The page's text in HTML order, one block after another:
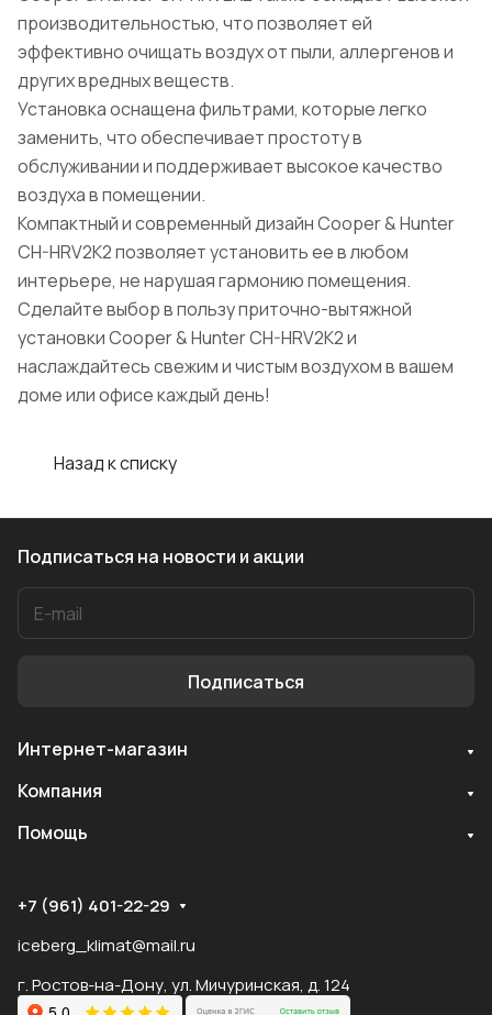
производительностью, что позволяет ей
эффективно очищать воздух от пыли, аллергенов и
других вредных веществ.
Установка оснащена фильтрами, которые легко
заменить, что обеспечивает простоту в
обслуживании и поддерживает высокое качество
воздуха в помещении.
Компактный и современный дизайн Cooper & Hunter
CH-HRV2K2 позволяет установить ее в любом
интерьере, не нарушая гармонию помещения.
Сделайте выбор в пользу приточно-вытяжной
установки Cooper & Hunter CH-HRV2K2 и
наслаждайтесь свежим и чистым воздухом в вашем
доме или офисе каждый день!
Назад к списку
Подписаться на новости и акции
Подписаться
Интернет-магазин
Компания
Помощь
+7 (961) 401-22-29
iceberg_klimat@mail.ru
г. Ростов-на-Дону, ул. Мичуринская, д. 124